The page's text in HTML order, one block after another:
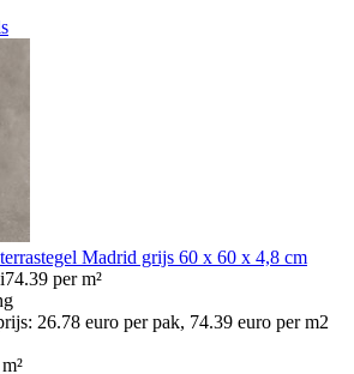
Madrid grijs 60 x 60 x 4,8 cm
74.39 per m²
26.78 euro per pak, 74.39 euro per m2